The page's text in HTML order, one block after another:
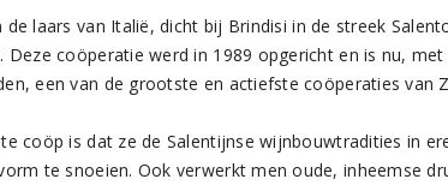
de laars van Italië, dicht bij Brindisi in de streek
Deze coöperatie werd in 1989 opgericht en is nu, met
een van de grootste en actiefste coöperaties van
coöp is dat ze de Salentijnse wijnbouwtradities in
te snoeien. Ook verwerkt men oude, inheemse